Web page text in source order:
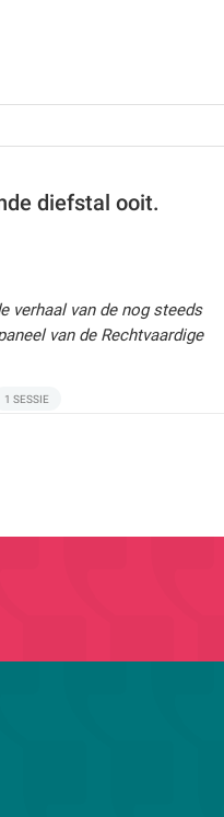
diefstal ooit.
verhaal van de nog steeds
van de Rechtvaardige
1 SESSIE